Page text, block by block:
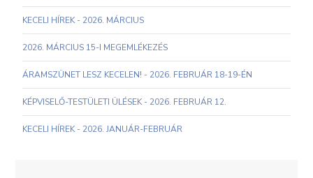
KECELI HÍREK - 2026. MÁRCIUS
2026. MÁRCIUS 15-I MEGEMLÉKEZÉS
ÁRAMSZÜNET LESZ KECELEN! - 2026. FEBRUÁR 18-19-ÉN
KÉPVISELŐ-TESTÜLETI ÜLÉSEK - 2026. FEBRUÁR 12.
KECELI HÍREK - 2026. JANUÁR-FEBRUÁR